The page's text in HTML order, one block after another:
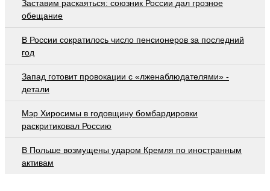
Заставим раскаяться: союзник России дал грозное
обещание
В России сократилось число пенсионеров за последний
год
Запад готовит провокации с «лженаблюдателями» -
детали
Мэр Хиросимы в годовщину бомбардировки
раскритиковал Россию
В Польше возмущены ударом Кремля по иностранным
активам